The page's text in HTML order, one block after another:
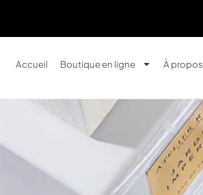
Accueil Boutique en ligne À propos